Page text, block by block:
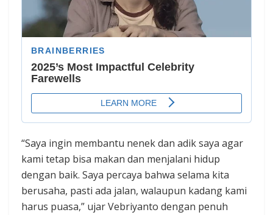
“Saya ingin membantu nenek dan adik saya agar
kami tetap bisa makan dan menjalani hidup
dengan baik. Saya percaya bahwa selama kita
berusaha, pasti ada jalan, walaupun kadang kami
harus puasa,” ujar Vebriyanto dengan penuh